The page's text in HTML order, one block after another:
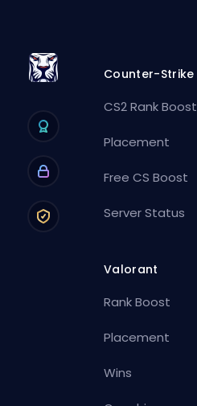
Counter-Strike
CS2 Rank Boost
Placement
Free CS Boost
Server Status
Valorant
Rank Boost
Placement
Wins